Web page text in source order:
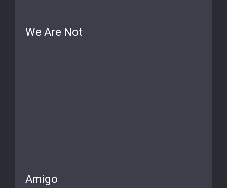
We Are Not
Amigo